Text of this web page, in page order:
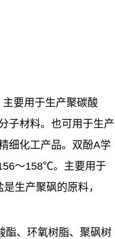
要用于生产聚碳酸
子材料。也可用于生产
细化工产品。双酚A学
～158℃。主要用于
生产聚砜的原料，
酯、环氧树脂、聚砜树